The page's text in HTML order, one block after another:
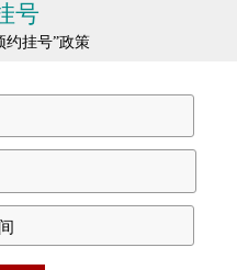
号
约挂号”政策